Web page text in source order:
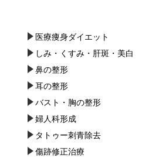
医療痩身ダイエット
しみ・くすみ・肝斑・美白
鼻の整形
耳の整形
バスト・胸の整形
婦人科形成
タトゥー刺青除去
傷跡修正治療